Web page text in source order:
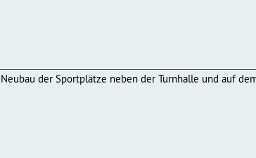
Neubau der Sportplätze neben der Turnhalle und auf